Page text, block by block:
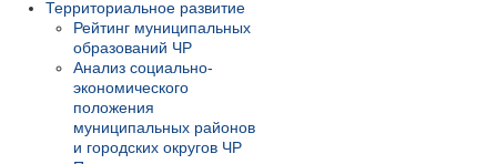
Территориальное развитие
Рейтинг муниципальных
образований ЧР
Анализ социально-
экономического
положения
муниципальных районов
и городских округов ЧР